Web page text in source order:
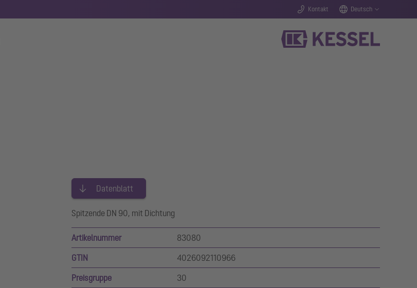
Kontakt Deutsch
Datenblatt
Spitzende DN 90, mit Dichtung
Artikelnummer 83080
GTIN 4026092110966
Preisgruppe 30